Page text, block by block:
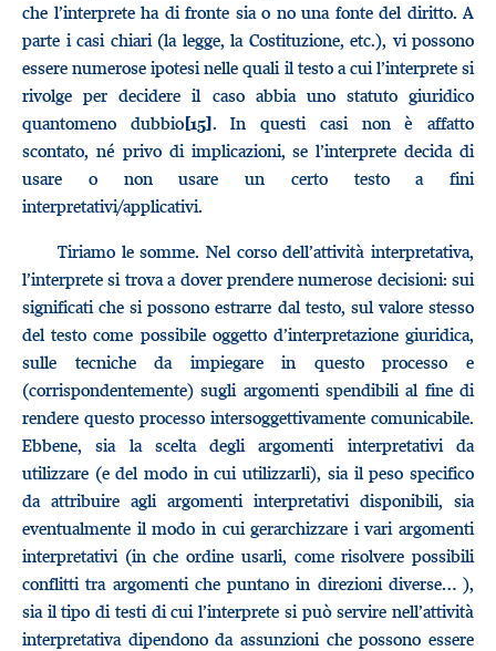
che l’interprete ha di fronte sia o no una fonte del diritto. A
parte i casi chiari (la legge, la Costituzione, etc.), vi possono
essere numerose ipotesi nelle quali il testo a cui l’interprete si
rivolge per decidere il caso abbia uno statuto giuridico
quantomeno dubbio[15]. In questi casi non è affatto
scontato, né privo di implicazioni, se l’interprete decida di
usare o non usare un certo testo a fini
interpretativi/applicativi.
Tiriamo le somme. Nel corso dell’attività interpretativa,
l’interprete si trova a dover prendere numerose decisioni: sui
significati che si possono estrarre dal testo, sul valore stesso
del testo come possibile oggetto d’interpretazione giuridica,
sulle tecniche da impiegare in questo processo e
(corrispondentemente) sugli argomenti spendibili al fine di
rendere questo processo intersoggettivamente comunicabile.
Ebbene, sia la scelta degli argomenti interpretativi da
utilizzare (e del modo in cui utilizzarli), sia il peso specifico
da attribuire agli argomenti interpretativi disponibili, sia
eventualmente il modo in cui gerarchizzare i vari argomenti
interpretativi (in che ordine usarli, come risolvere possibili
conflitti tra argomenti che puntano in direzioni diverse… ),
sia il tipo di testi di cui l’interprete si può servire nell’attività
interpretativa dipendono da assunzioni che possono essere